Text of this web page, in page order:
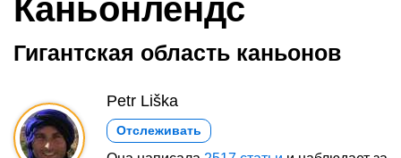
Каньонлендс
Гигантская область каньонов
Petr Liška
Отслеживать